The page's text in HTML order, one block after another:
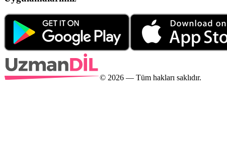
© 2026 — Tüm hakları saklıdır.